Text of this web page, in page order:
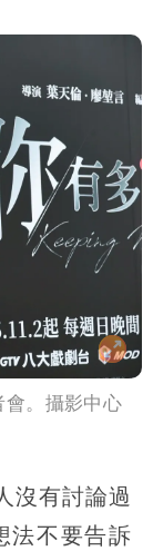
。攝影中心
沒有討論過
法不要告訴